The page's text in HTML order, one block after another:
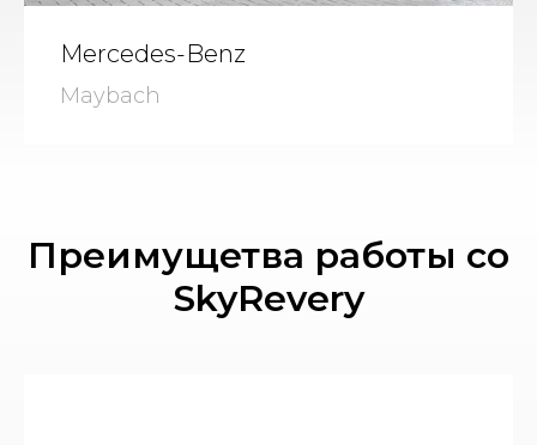
Mercedes-Benz
Maybach
Преимущетва работы со
SkyRevery